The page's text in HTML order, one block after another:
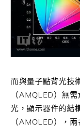
而與量子點背光技
（AMQLED）無
光，顯示器件的結
（AMOLED），